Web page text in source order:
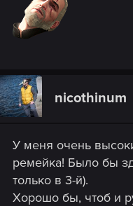
nicothinum
У меня очень
ремейка! Было бы
только в 3-й).
Хорошо бы, чтоб и